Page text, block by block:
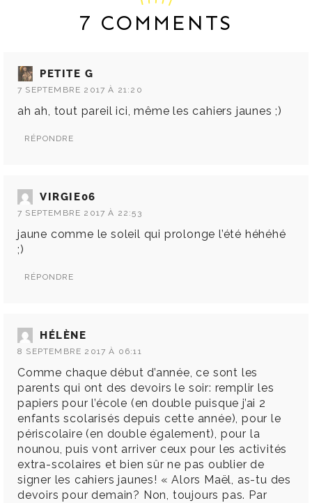
7 COMMENTS
PETITE G
7 SEPTEMBRE 2017 À 21:20
ah ah, tout pareil ici, même les cahiers jaunes ;)
RÉPONDRE
VIRGIE06
7 SEPTEMBRE 2017 À 22:53
jaune comme le soleil qui prolonge l’été héhéhé
;)
RÉPONDRE
HÉLÈNE
8 SEPTEMBRE 2017 À 06:11
Comme chaque début d’année, ce sont les
parents qui ont des devoirs le soir: remplir les
papiers pour l’école (en double puisque j’ai 2
enfants scolarisés depuis cette année), pour le
périscolaire (en double également), pour la
nounou, puis vont arriver ceux pour les activités
extra-scolaires et bien sûr ne pas oublier de
signer les cahiers jaunes! « Alors Maël, as-tu des
devoirs pour demain? Non, toujours pas. Par